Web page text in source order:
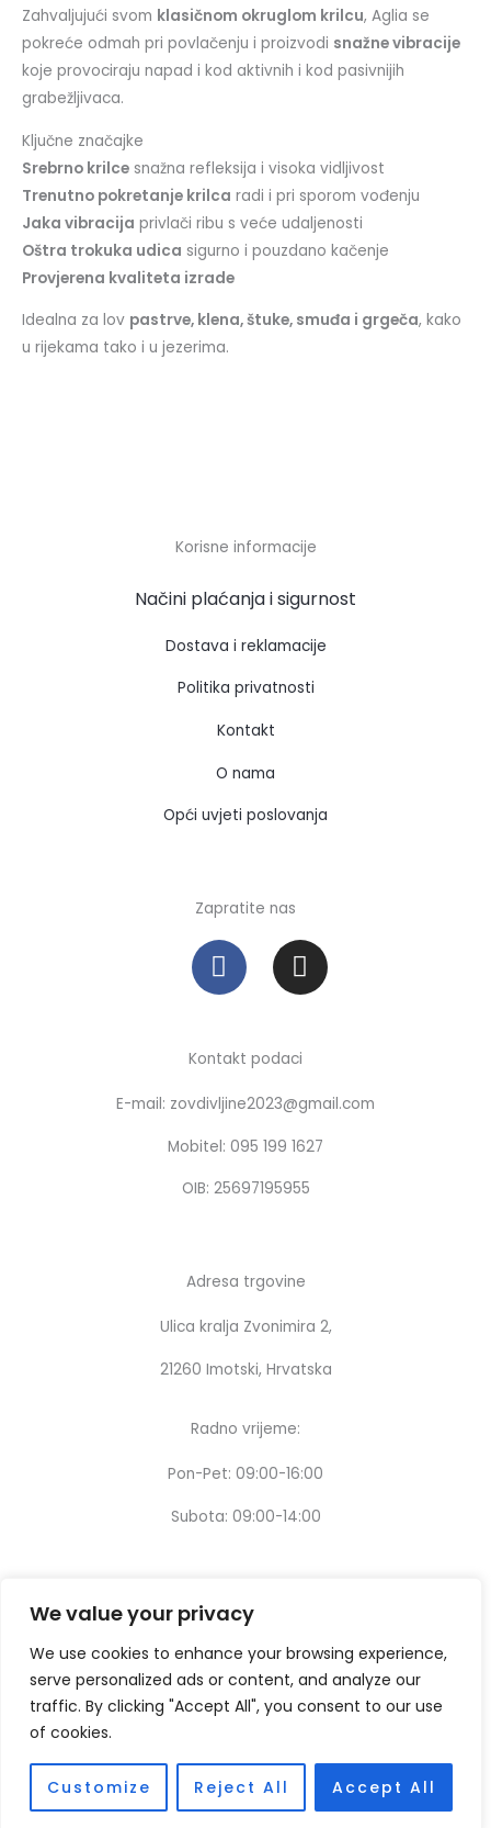
We value your privacy
We use cookies to enhance your browsing experience,
serve personalized ads or content, and analyze our
traffic. By clicking "Accept All", you consent to our use
of cookies.
Customize Reject All Accept All
Zahvaljujući svom klasičnom okruglom krilcu, Aglia se
pokreće odmah pri povlačenju i proizvodi snažne vibracije
koje provociraju napad i kod aktivnih i kod pasivnijih
grabežljivaca.
Ključne značajke
Srebrno krilce snažna refleksija i visoka vidljivost
Trenutno pokretanje krilca radi i pri sporom vođenju
Jaka vibracija privlači ribu s veće udaljenosti
Oštra trokuka udica sigurno i pouzdano kačenje
Provjerena kvaliteta izrade
Idealna za lov pastrve, klena, štuke, smuđa i grgeča, kako
u rijekama tako i u jezerima.
Korisne informacije
Načini plaćanja i sigurnost
Dostava i reklamacije
Politika privatnosti
Kontakt
O nama
Opći uvjeti poslovanja
Zapratite nas
F
a
c
b
o
o
k
I
n
s
a
r
a
m
Kontakt podaci
E-mail: zovdivljine2023@gmail.com
Mobitel: 095 199 1627
OIB: 25697195955
Adresa trgovine
Ulica kralja Zvonimira 2,
21260 Imotski, Hrvatska
Radno vrijeme:
Pon-Pet: 09:00-16:00
Subota: 09:00-14:00
Copyright © [2024] – Design by: Thinking digital